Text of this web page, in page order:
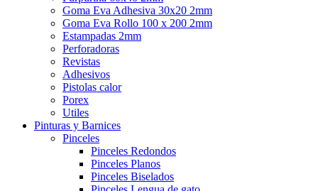
Goma Eva Adhesiva 30x20 2mm
Goma Eva Rollo 100 x 200 2mm
Estampadas 2mm
Perforadoras
Revistas
Adhesivos
Pistolas calor
Porex
Utiles
Pinturas y Barnices
Pinceles
Pinceles Redondos
Pinceles Planos
Pinceles Biselados